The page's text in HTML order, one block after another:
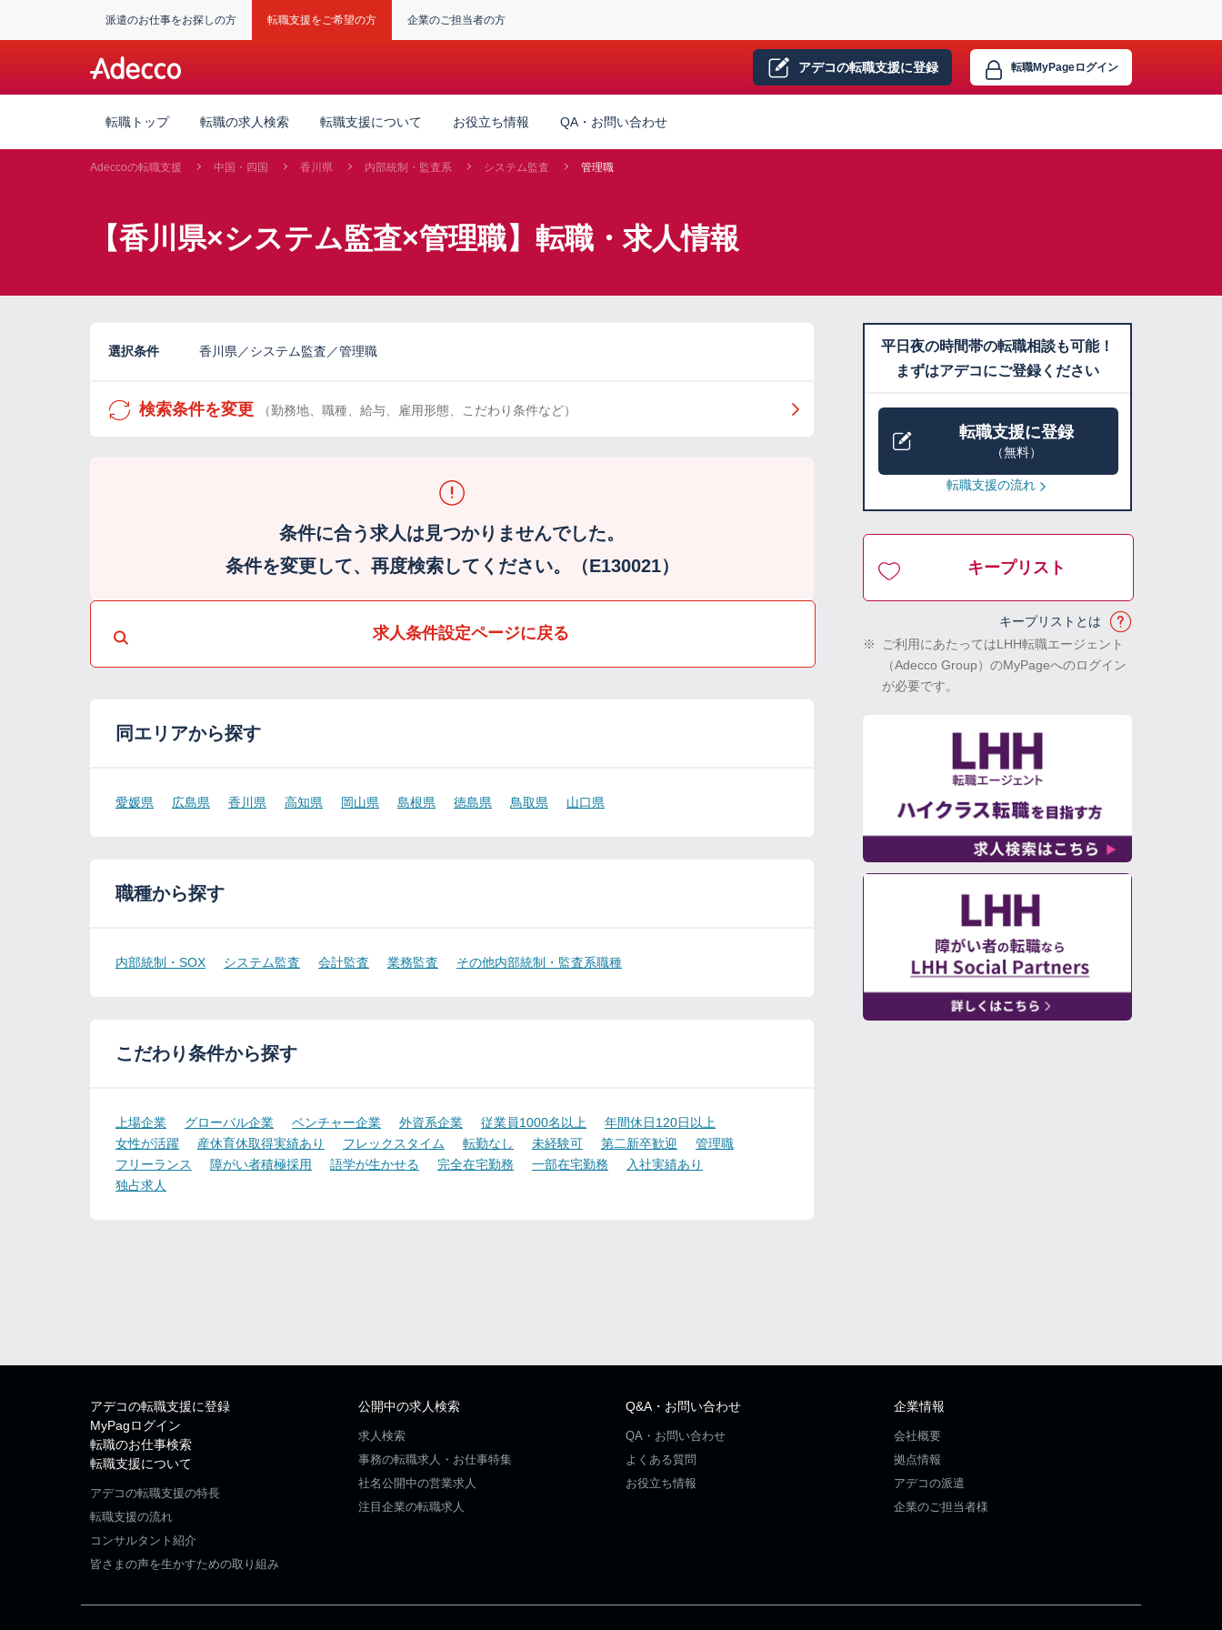
派遣のお仕事をお探しの方 転職支援をご希望の方 企業のご担当者の方
アデコの転職支援に登録 転職MyPageログイン
転職トップ 転職の求人検索 転職支援について お役立ち情報 QA・お問い合わせ
Adeccoの転職支援 中国・四国 香川県 内部統制・監査系 システム監査 管理職
【香川県×システム監査×管理職】転職・求人情報
選択条件 香川県／システム監査／管理職
検索条件を変更 （勤務地、職種、給与、雇用形態、こだわり条件など）
条件に合う求人は見つかりませんでした。
条件を変更して、再度検索してください。（E130021）
求人条件設定ページに戻る
同エリアから探す
愛媛県 広島県 香川県 高知県 岡山県 島根県 徳島県 鳥取県 山口県
職種から探す
内部統制・SOX システム監査 会計監査 業務監査 その他内部統制・監査系職種
こだわり条件から探す
上場企業 グローバル企業 ベンチャー企業 外資系企業 従業員1000名以上
年間休日120日以上
女性が活躍
産休育休取得実績あり フレックスタイム 転勤なし 未経験可 第二新卒歓迎
管理職
フリーランス
障がい者積極採用 語学が生かせる 完全在宅勤務 一部在宅勤務
入社実績あり
独占求人
平日夜の時間帯の転職相談も可能！
まずはアデコにご登録ください
転職支援に登録
（無料）
転職支援の流れ
キープリスト
キープリストとは
※
ご利用にあたってはLHH転職エージェント
（Adecco Group）のMyPageへのログイン
が必要です。
アデコの転職支援に登録
MyPagログイン
転職のお仕事検索
転職支援について
アデコの転職支援の特長
転職支援の流れ
コンサルタント紹介
皆さまの声を生かすための取り組み
公開中の求人検索
求人検索
事務の転職求人・お仕事特集
社名公開中の営業求人
注目企業の転職求人
Q&A・お問い合わせ
QA・お問い合わせ
よくある質問
お役立ち情報
企業情報
会社概要
拠点情報
アデコの派遣
企業のご担当者様